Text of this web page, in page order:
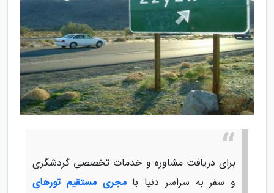
برای دریافت مشاوره و خدمات تخصصی گردشگری
و سفر به سراسر دنیا بامجری مستقیم تورهای